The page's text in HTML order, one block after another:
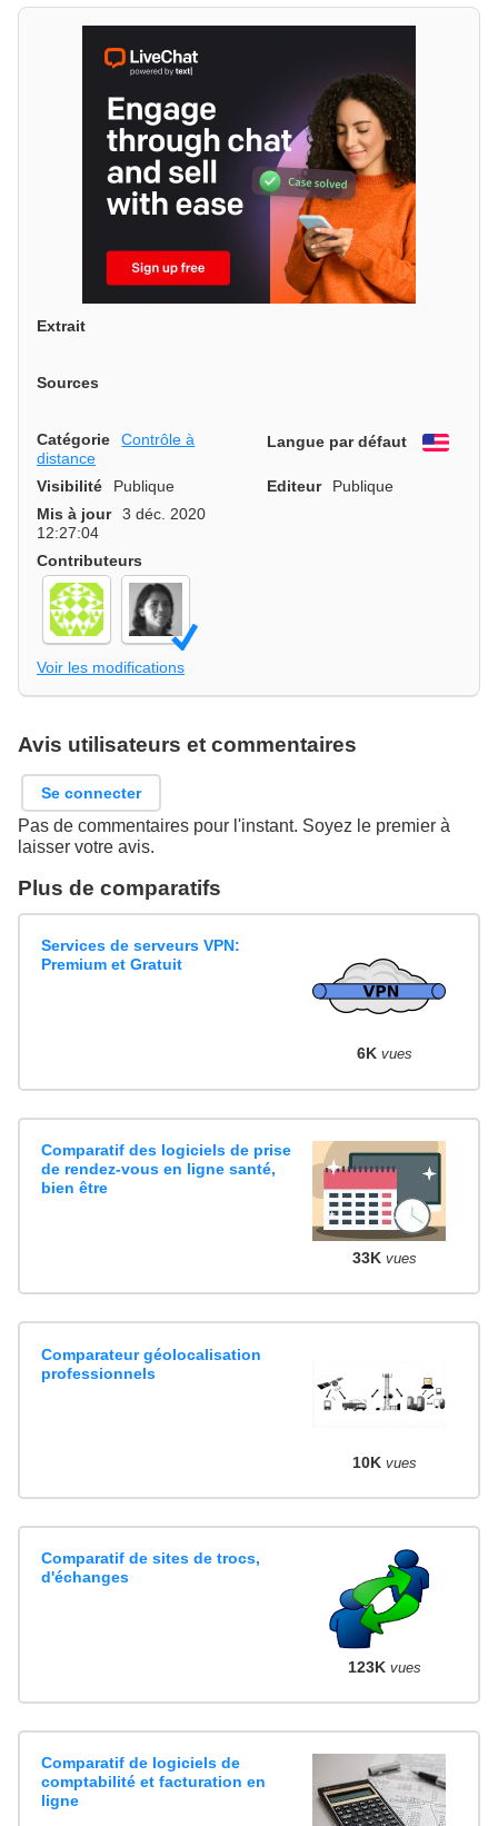
Extrait
Sources
Catégorie
Contrôle à
distance
Langue par défaut
Visibilité Publique Editeur
Publique
Mis à jour
3 déc. 2020
12:27:04
Contributeurs
Voir les modifications
Avis utilisateurs et commentaires
Se connecter
Pas de commentaires pour l'instant. Soyez le premier à
laisser votre avis.
Plus de comparatifs
Services de serveurs VPN:
Premium et Gratuit
6K vues
Comparatif des logiciels de prise
de rendez-vous en ligne santé,
bien être
33K vues
Comparateur géolocalisation
professionnels
10K vues
Comparatif de sites de trocs,
d'échanges
123K vues
Comparatif de logiciels de
comptabilité et facturation en
ligne